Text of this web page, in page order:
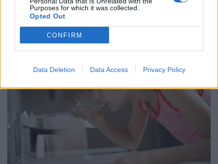
Purposes for which it was collected.
Opted Out
CONFIRM
Data Deletion Data Access Privacy Policy